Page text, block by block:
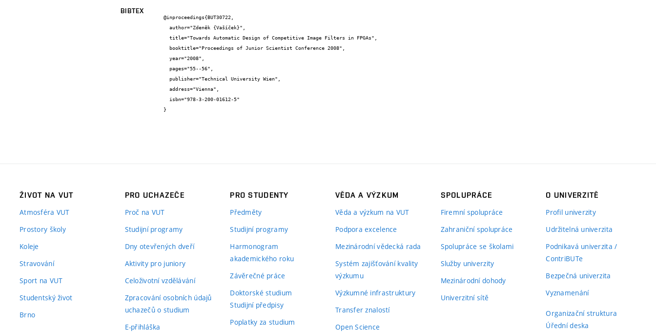
BIBTEX
@inproceedings{BUT30722,
}
ŽIVOT NA VUT
Atmosféra VUT
Prostory školy
Koleje
Stravování
Sport na VUT
Studentský život
Brno
PRO UCHAZEČE
Proč na VUT
Studijní programy
Dny otevřených dveří
Aktivity pro juniory
Celoživotní vzdělávání
Zpracování osobních údajů
uchazečů o studium
E-přihláška
PRO STUDENTY
Předměty
Studijní programy
Harmonogram
akademického roku
Závěrečné práce
Doktorské studium
Studijní předpisy
Poplatky za studium
VĚDA A VÝZKUM
Věda a výzkum na VUT
Podpora excelence
Mezinárodní vědecká rada
Systém zajišťování kvality
výzkumu
Výzkumné infrastruktury
Transfer znalostí
Open Science
SPOLUPRÁCE
Firemní spolupráce
Zahraniční spolupráce
Spolupráce se školami
Služby univerzity
Mezinárodní dohody
Univerzitní sítě
O UNIVERZITĚ
Profil univerzity
Udržitelná univerzita
Podnikavá univerzita /
ContriBUTe
Bezpečná univerzita
Vyznamenání
Organizační struktura
Úřední deska